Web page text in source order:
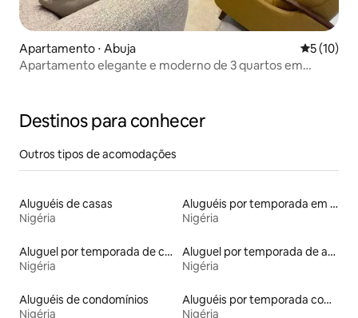
Apartamento ⋅ Abuja 5 de uma
5 (10)
Apartamento elegante e moderno de 3 quartos em
Destinos para conhecer
Outros tipos de acomodações
Aluguéis de casas
Nigéria
Aluguéis por temporada em resorts
Nigéria
Aluguel por temporada de casas de veraneio
Nigéria
Aluguel por temporada de apart-hotéis
Nigéria
Aluguéis de condomínios
Nigéria
Aluguéis por temporada com café da manhã
Nigéria